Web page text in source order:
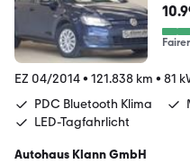
EZ 04/2014• 121.838 km • 81
PDC Bluetooth Klima
LED-Tagfahrlicht
Autohaus Klann GmbH